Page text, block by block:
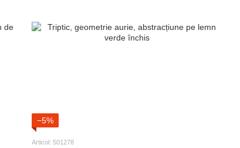
−5%
Articol: 501278